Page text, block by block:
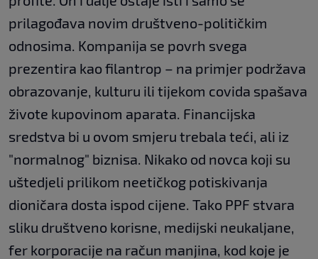
prilagođava novim društveno-političkim
odnosima. Kompanija se povrh svega
prezentira kao filantrop – na primjer podržava
obrazovanje, kulturu ili tijekom covida spašava
živote kupovinom aparata. Financijska
sredstva bi u ovom smjeru trebala teći, ali iz
"normalnog" biznisa. Nikako od novca koji su
uštedjeli prilikom neetičkog potiskivanja
dioničara dosta ispod cijene. Tako PPF stvara
sliku društveno korisne, medijski neukaljane,
fer korporacije na račun manjina, kod koje je